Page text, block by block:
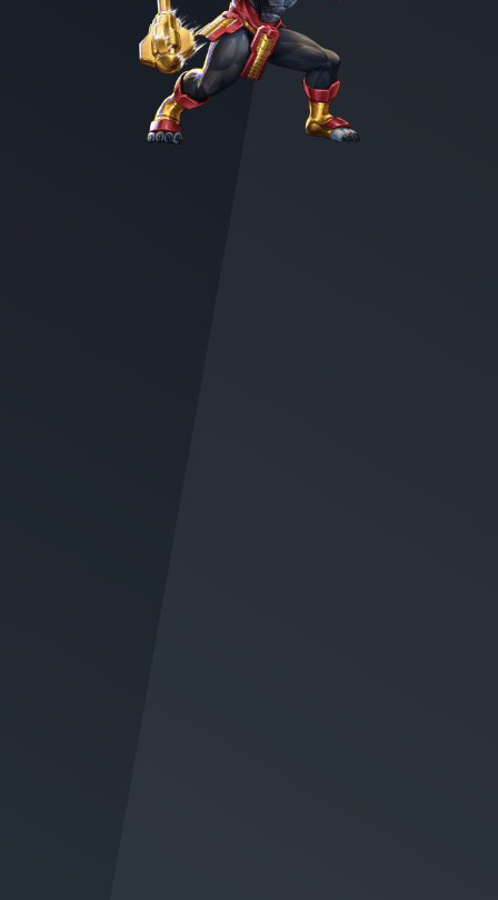
Character illustration of Battle Beast